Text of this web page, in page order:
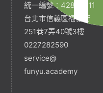
統一編號：42854211
台北市信義區福德街
251巷7弄40號3樓
0227282590
service@
funyu.academy